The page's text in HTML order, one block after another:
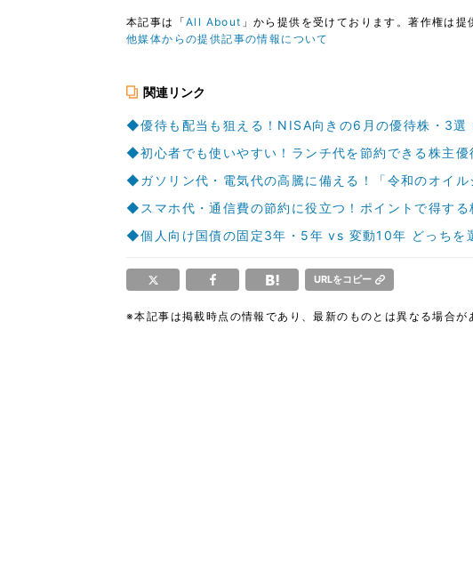
本記事は「All About 」から提供を受けております。著作権は提
他媒体からの提供記事の情報について
関連リンク
◆優待も配当も狙える！NISA向きの6月の優待株・3選
◆初心者でも使いやすい！ランチ代を節約できる株主優
◆ガソリン代・電気代の高騰に備える！「令和のオイル
◆スマホ代・通信費の節約に役立つ！ポイントで得する
◆個人向け国債の固定3年・5年 vs 変動10年 どっちを
URLをコピー
※本記事は掲載時点の情報であり、最新のものとは異なる場合が